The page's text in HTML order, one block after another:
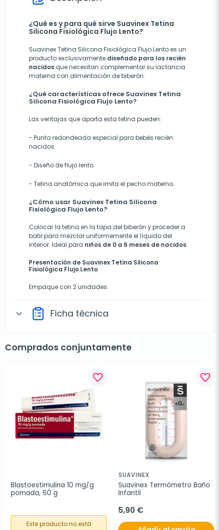
¿Qué es y para qué sirve Suavinex Tetina
Silicona Fisiológica Flujo Lento?
Suavinex Tetina Silicona Fisiológica Flujo Lento es un
producto exclusivamente diseñado para los recién
nacidos que necesitan complementar su lactancia
materna con alimentación de biberón.
¿Qué características ofrece Suavinex Tetina
Silicona Fisiológica Flujo Lento?
Las ventajas que aporta esta tetina pueden:
- Punta redondeada especial para bebés recién
nacidos.
- Diseño de flujo lento.
- Tetina anatómica que imita el pecho materno.
¿Cómo usar Suavinex Tetina Silicona
Fisiológica Flujo Lento?
Colocar la tetina en la tapa del biberón y proceder a
batir para mezclar uniformemente el líquido del
interior. Ideal para niños de 0 a 6 meses de nacidos.
Presentación de Suavinex Tetina Silicona
Fisiológica Flujo Lento
Empaque con 2 unidades.
expand_more Ficha técnica
Comprados conjuntamente
favorite_border
Blastoestimulina 10 mg/g
pomada, 60 g
Este producto no está
favorite_border
SUAVINEX
Suavinex Termómetro Baño
Infantil
5,90 €